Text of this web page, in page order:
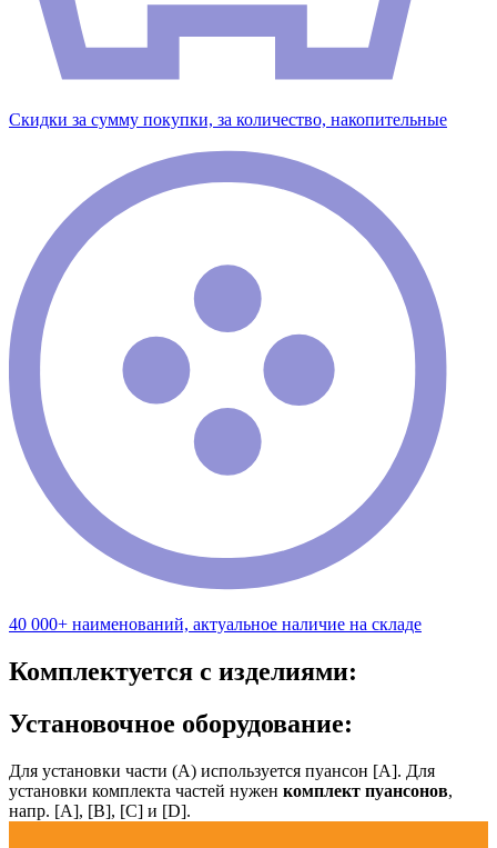
Скидки за сумму покупки, за количество, накопительные
40 000+ наименований, актуальное наличие на складе
Комплектуется с изделиями:
Установочное оборудование:
Для установки части (А) используется пуансон [А]. Для
установки комплекта частей нужен комплект пуансонов,
напр. [А], [B], [С] и [D].